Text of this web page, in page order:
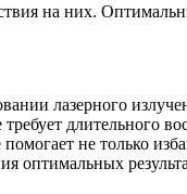
на них.
лазерного
длительного
не только
оптимальных